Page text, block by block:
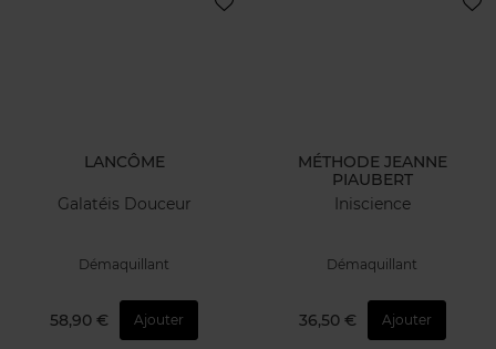
LANCÔME
Galatéis Douceur
Démaquillant
58,90 € Ajouter
MÉTHODE JEANNE
PIAUBERT
Iniscience
Démaquillant
36,50 € Ajouter